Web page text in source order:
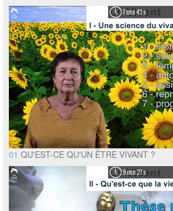
7 min 43 s
01 QU'EST-CE QU'UN ÊTRE VIVANT ?
9 min 27 s